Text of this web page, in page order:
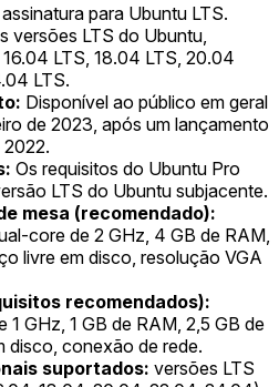
para Ubuntu LTS.
versões LTS do Ubuntu,
LTS, 18.04 LTS, 20.04
LTS.
Disponível ao público em geral
de 2023, após um lançamento
Os requisitos do Ubuntu Pro
LTS do Ubuntu subjacente.
mesa (recomendado):
core de 2 GHz, 4 GB de RAM,
livre em disco, resolução VGA
recomendados):
1 GHz, 1 GB de RAM, 2,5 GB de
disco, conexão de rede.
suportados: versões LTS